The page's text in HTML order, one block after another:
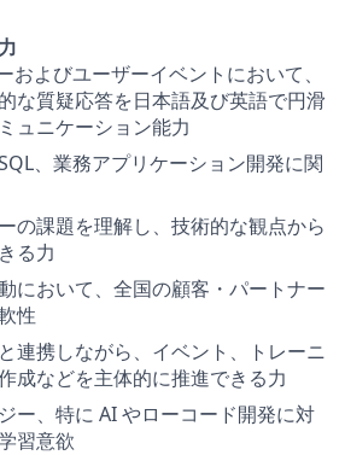
およびユーザーイベントにおいて、
な質疑応答を日本語及び英語で円滑
ュニケーション能力
、業務アプリケーション開発に関
の課題を理解し、技術的な観点から
る力
において、全国の顧客・パートナー
性
連携しながら、イベント、トレーニ
成などを主体的に推進できる力
ー、特に AI やローコード開発に対
習意欲